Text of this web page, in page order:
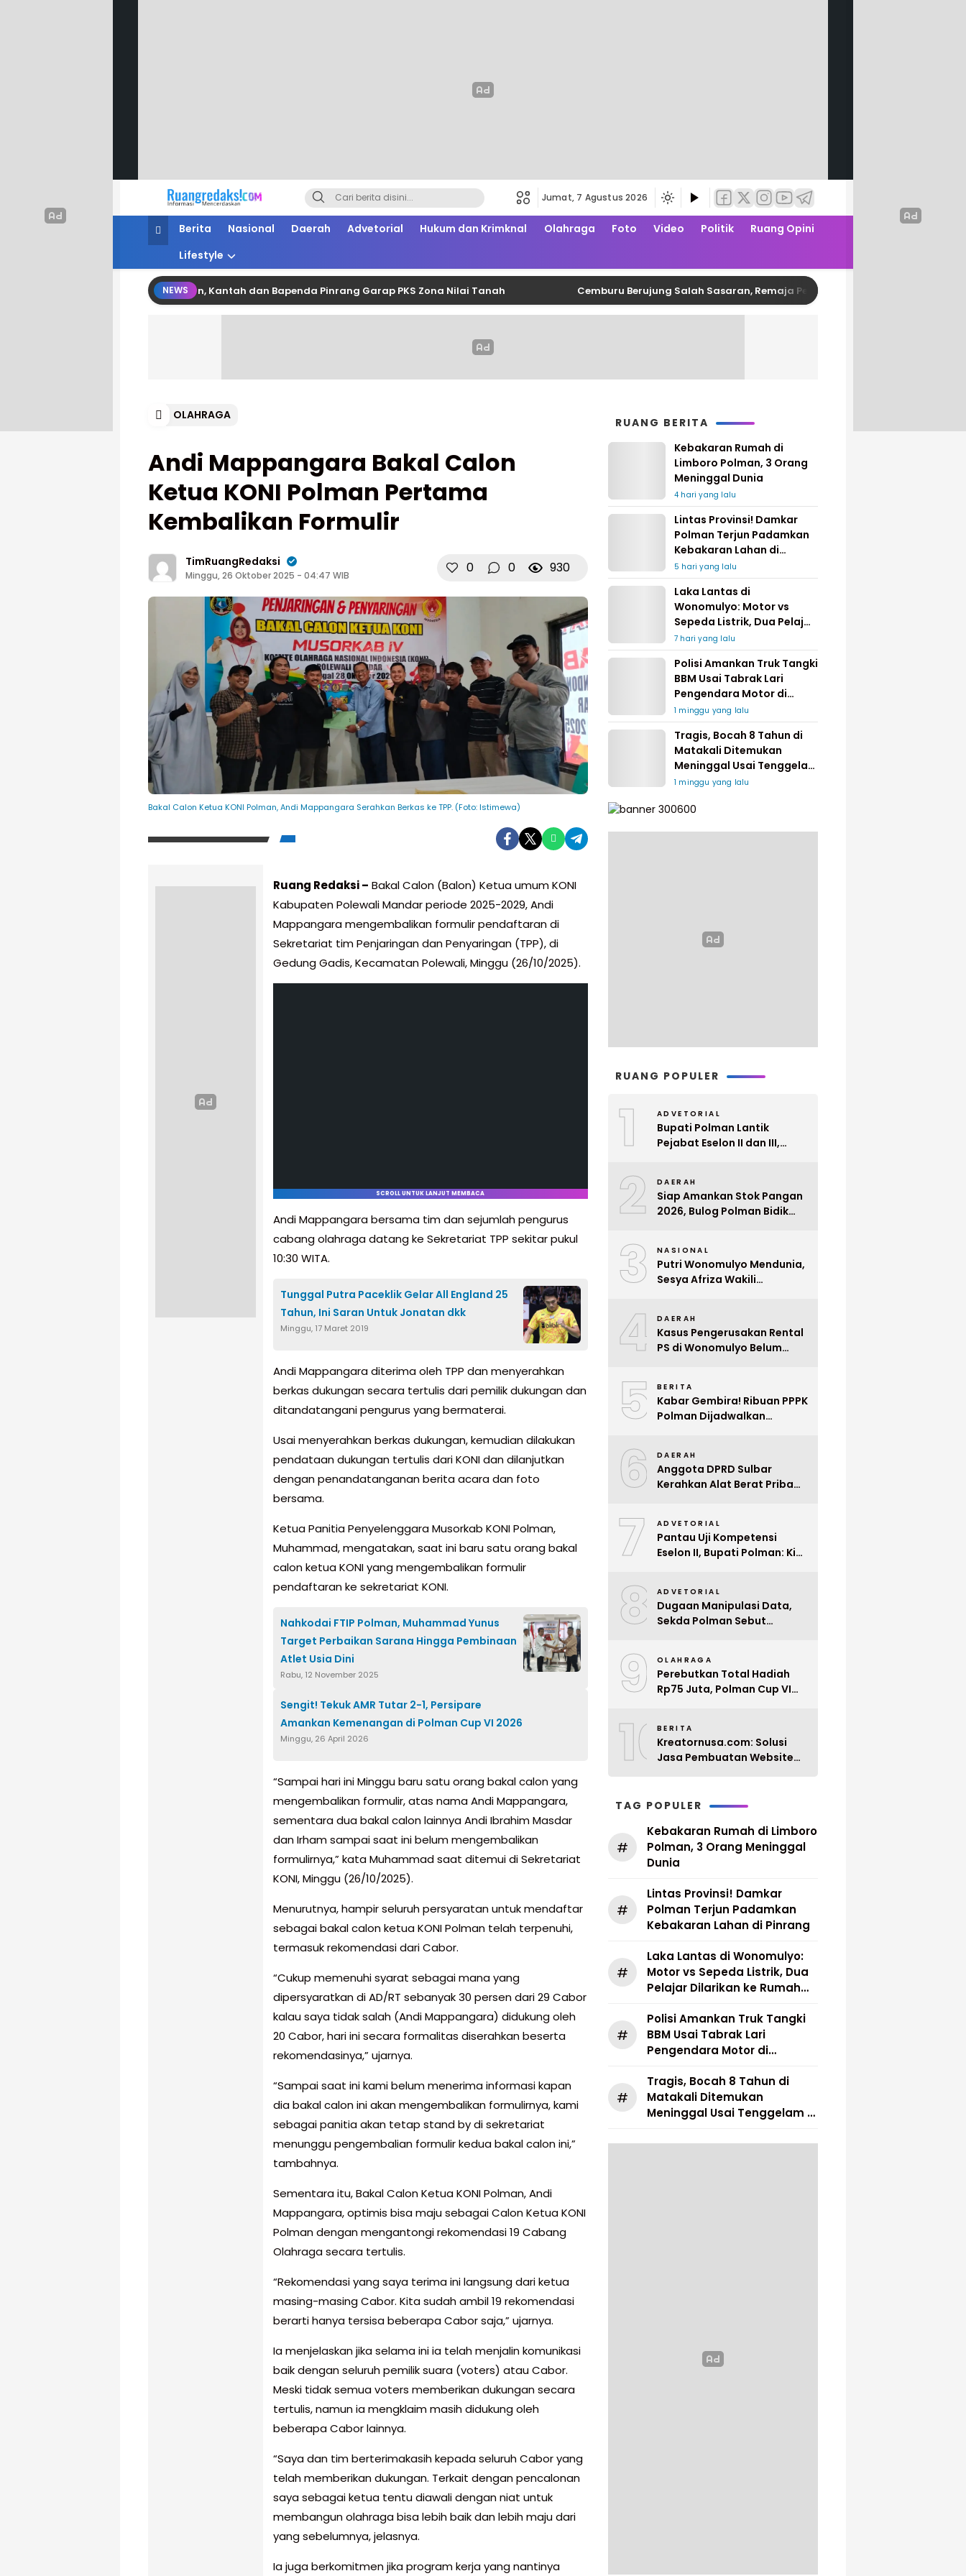
Ruang Redaksi
Informasi Mencerdaskan
Jumat, 7 Agustus 2026
Berita Nasional Daerah Advetorial Hukum dan Krimknal Olahraga Foto Video Politik
Ruang Opini
Lifestyle
NEWS
Pertanahan dan Perpajakan, Kantah dan Bapenda Pinrang Garap PKS Zona Nilai Tanah Cemburu Berujung Salah Sasaran, Remaja Pembusur Pelajar di Polman Diringkus
OLAHRAGA
Andi Mappangara Bakal Calon
Ketua KONI Polman Pertama
Kembalikan Formulir
TimRuangRedaksi
Minggu, 26 Oktober 2025 - 04:47 WIB 0 0 930
Bakal Calon Ketua KONI Polman, Andi Mappangara Serahkan Berkas ke TPP. (Foto: Istimewa)
Ruang Redaksi – Bakal Calon (Balon) Ketua umum KONI
Kabupaten Polewali Mandar periode 2025-2029, Andi
Mappangara mengembalikan formulir pendaftaran di
Sekretariat tim Penjaringan dan Penyaringan (TPP), di
Gedung Gadis, Kecamatan Polewali, Minggu (26/10/2025).
SCROLL UNTUK LANJUT MEMBACA
Andi Mappangara bersama tim dan sejumlah pengurus
cabang olahraga datang ke Sekretariat TPP sekitar pukul
10:30 WITA.
Tunggal Putra Paceklik Gelar All England 25
Tahun, Ini Saran Untuk Jonatan dkk
Minggu, 17 Maret 2019
Andi Mappangara diterima oleh TPP dan menyerahkan
berkas dukungan secara tertulis dari pemilik dukungan dan
ditandatangani pengurus yang bermaterai.
Usai menyerahkan berkas dukungan, kemudian dilakukan
pendataan dukungan tertulis dari KONI dan dilanjutkan
dengan penandatanganan berita acara dan foto
bersama.
Ketua Panitia Penyelenggara Musorkab KONI Polman,
Muhammad, mengatakan, saat ini baru satu orang bakal
calon ketua KONI yang mengembalikan formulir
pendaftaran ke sekretariat KONI.
Nahkodai FTIP Polman, Muhammad Yunus
Target Perbaikan Sarana Hingga Pembinaan
Atlet Usia Dini
Rabu, 12 November 2025
Sengit! Tekuk AMR Tutar 2-1, Persipare
Amankan Kemenangan di Polman Cup VI 2026
Minggu, 26 April 2026
“Sampai hari ini Minggu baru satu orang bakal calon yang
mengembalikan formulir, atas nama Andi Mappangara,
sementara dua bakal calon lainnya Andi Ibrahim Masdar
dan Irham sampai saat ini belum mengembalikan
formulirnya,” kata Muhammad saat ditemui di Sekretariat
KONI, Minggu (26/10/2025).
Menurutnya, hampir seluruh persyaratan untuk mendaftar
sebagai bakal calon ketua KONI Polman telah terpenuhi,
termasuk rekomendasi dari Cabor.
“Cukup memenuhi syarat sebagai mana yang
dipersyaratkan di AD/RT sebanyak 30 persen dari 29 Cabor
kalau saya tidak salah (Andi Mappangara) didukung oleh
20 Cabor, hari ini secara formalitas diserahkan beserta
rekomendasinya,” ujarnya.
“Sampai saat ini kami belum menerima informasi kapan
dia bakal calon ini akan mengembalikan formulirnya, kami
sebagai panitia akan tetap stand by di sekretariat
menunggu pengembalian formulir kedua bakal calon ini,”
tambahnya.
Sementara itu, Bakal Calon Ketua KONI Polman, Andi
Mappangara, optimis bisa maju sebagai Calon Ketua KONI
Polman dengan mengantongi rekomendasi 19 Cabang
Olahraga secara tertulis.
“Rekomendasi yang saya terima ini langsung dari ketua
masing-masing Cabor. Kita sudah ambil 19 rekomendasi
berarti hanya tersisa beberapa Cabor saja,” ujarnya.
Ia menjelaskan jika selama ini ia telah menjalin komunikasi
baik dengan seluruh pemilik suara (voters) atau Cabor.
Meski tidak semua voters memberikan dukungan secara
tertulis, namun ia mengklaim masih didukung oleh
beberapa Cabor lainnya.
“Saya dan tim berterimakasih kepada seluruh Cabor yang
telah memberikan dukungan. Terkait dengan pencalonan
saya sebagai ketua tentu diawali dengan niat untuk
membangun olahraga bisa lebih baik dan lebih maju dari
yang sebelumnya, jelasnya.
Ia juga berkomitmen jika program kerja yang nantinya
RUANG BERITA
Kebakaran Rumah di
Limboro Polman, 3 Orang
Meninggal Dunia
4 hari yang lalu
Lintas Provinsi! Damkar
Polman Terjun Padamkan
Kebakaran Lahan di
Pinrang
5 hari yang lalu
Laka Lantas di
Wonomulyo: Motor vs
Sepeda Listrik, Dua Pelajar
Dilarikan ke Rumah Sakit
7 hari yang lalu
Polisi Amankan Truk Tangki
BBM Usai Tabrak Lari
Pengendara Motor di
Matakali
1 minggu yang lalu
Tragis, Bocah 8 Tahun di
Matakali Ditemukan
Meninggal Usai Tenggelam
di Sungai
1 minggu yang lalu
RUANG POPULER
1 ADVETORIAL
Bupati Polman Lantik
Pejabat Eselon II dan III,
2 DAERAH
Siap Amankan Stok Pangan
2026, Bulog Polman Bidik
3 NASIONAL
Putri Wonomulyo Mendunia,
Sesya Afriza Wakili
4 DAERAH
Kasus Pengerusakan Rental
PS di Wonomulyo Belum
Pelaku
5 BERITA
Kabar Gembira! Ribuan PPPK
Polman Dijadwalkan
6 DAERAH
Anggota DPRD Sulbar
Kerahkan Alat Berat Pribadi
7 ADVETORIAL
Pantau Uji Kompetensi
Eselon II, Bupati Polman: Kita
8 ADVETORIAL
Dugaan Manipulasi Data,
Sekda Polman Sebut
Ditunda
9 OLAHRAGA
Perebutkan Total Hadiah
Rp75 Juta, Polman Cup VI
10BERITA
Kreatornusa.com: Solusi
Jasa Pembuatan Website
TAG POPULER
#
Kebakaran Rumah di Limboro
Polman, 3 Orang Meninggal
Dunia
#
Lintas Provinsi! Damkar
Polman Terjun Padamkan
Kebakaran Lahan di Pinrang
#
Laka Lantas di Wonomulyo:
Motor vs Sepeda Listrik, Dua
Pelajar Dilarikan ke Rumah
#
Polisi Amankan Truk Tangki
BBM Usai Tabrak Lari
Pengendara Motor di
#
Tragis, Bocah 8 Tahun di
Matakali Ditemukan
Meninggal Usai Tenggelam di